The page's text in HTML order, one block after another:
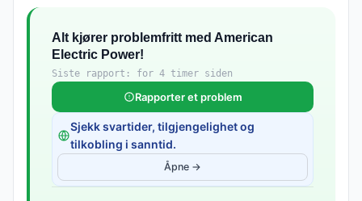
Alt kjører problemfritt med American
Electric Power!
Siste rapport: for 4 timer siden
Rapporter et problem
Sjekk svartider, tilgjengelighet og
tilkobling i sanntid.
Åpne →